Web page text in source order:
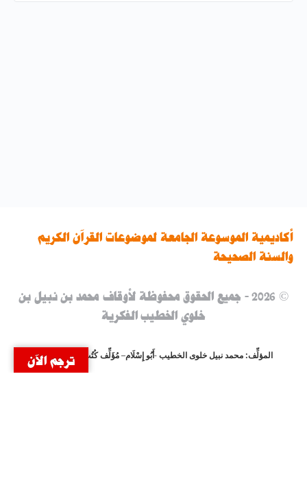
أكاديمية الموسوعة الجامعة لموضوعات القرآن الكريم
والسنة الصحيحة
© 2026 - جميع الحقوق محفوظة لأوقاف محمد بن نبيل بن
خلوي الخطيب الفكرية
المؤلِّف: محمد نبيل خلوى الخطيب -أَبُو إِسْلَام–مُؤَلِّف كُتُبِ وَمُصَنَّفَاتِ وَحقَائِبِ
ترجم الآن